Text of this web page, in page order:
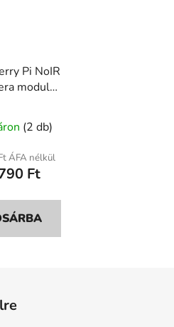
Pi NoIR
modul
látószög
(2 db)
ÁFA nélkül
Ft